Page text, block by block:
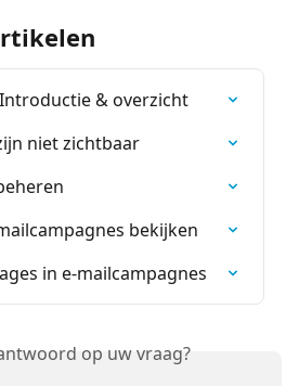
& overzicht
niet zichtbaar
bekijken
in e-mailcampagnes
op uw vraag?